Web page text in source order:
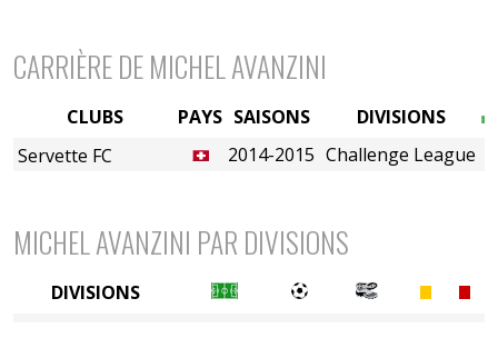
CARRIÈRE DE MICHEL AVANZINI
PAYS SAISONS
DIVISIONS
2014-2015 Challenge League
CLUBS
Servette FC
MICHEL AVANZINI PAR DIVISIONS
DIVISIONS